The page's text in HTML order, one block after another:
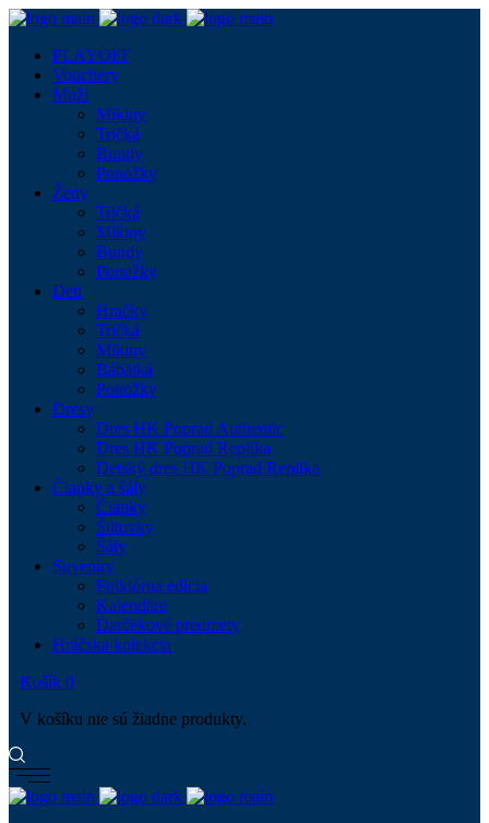
PLAYOFF
Vouchery
Muži
Mikiny
Tričká
Bundy
Ponožky
Ženy
Tričká
Mikiny
Bundy
Ponožky
Deti
Hračky
Tričká
Mikiny
Bábätká
Ponožky
Dresy
Dres HK Poprad Authentic
Dres HK Poprad Replika
Detský dres HK Poprad Replika
Čiapky a šály
Čiapky
Šiltovky
Šály
Suveníry
Folklórna edícia
Kalendáre
Darčekové predmety
Hráčska kolekcia
Košík 0
V košíku nie sú žiadne produkty.